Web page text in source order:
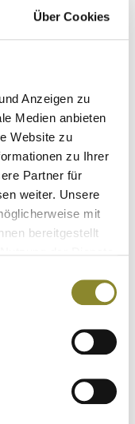
Über Cookies
Anzeigen zu
Medien anbieten
Website zu
zu Ihrer
Partner für
weiter. Unsere
mit
bereitgestellt
Miporex
mit
durch ihre
Sie eignet sich
Ansitz im Sommer
der Miporex
Nässe durch
Regenschauer